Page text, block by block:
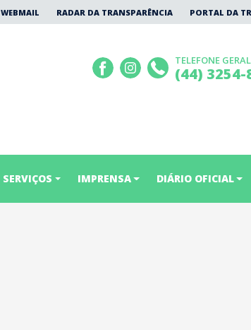
WEBMAIL RADAR DA TRANSPARÊNCIA PORTAL DA
TELEFONE GERAL
(44) 3254-
SERVIÇOS IMPRENSA DIÁRIO OFICIAL